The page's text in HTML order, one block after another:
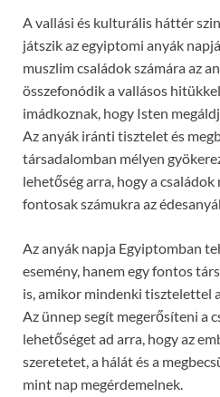
A vallási és kulturális háttér
játszik az egyiptomi anyák
muszlim családok számára az
összefonódik a vallásos
imádkoznak, hogy Isten
Az anyák iránti tisztelet és
társadalomban mélyen
lehetőség arra, hogy a
fontosak számukra az
Az anyák napja Egyiptomban
esemény, hanem egy fontos
is, amikor mindenki tisztelettel
Az ünnep segít megerősíteni a
lehetőséget ad arra, hogy az
szeretetet, a hálát és a
mint nap megérdemelnek.